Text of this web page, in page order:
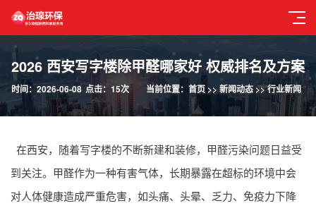
2026 西安写字楼除甲醛哪家好 权威排名及方案
当前位置： 首页 >> 新闻动态 >>行业新闻
时间：2026-06-08 点击：15次
在西安，随着写字楼的不断新建和装修，甲醛污染问题日益受
到关注。甲醛作为一种有害气体，长期暴露在超标的环境中会
对人体健康造成严重危害，如头痛、头晕、乏力、免疫力下降